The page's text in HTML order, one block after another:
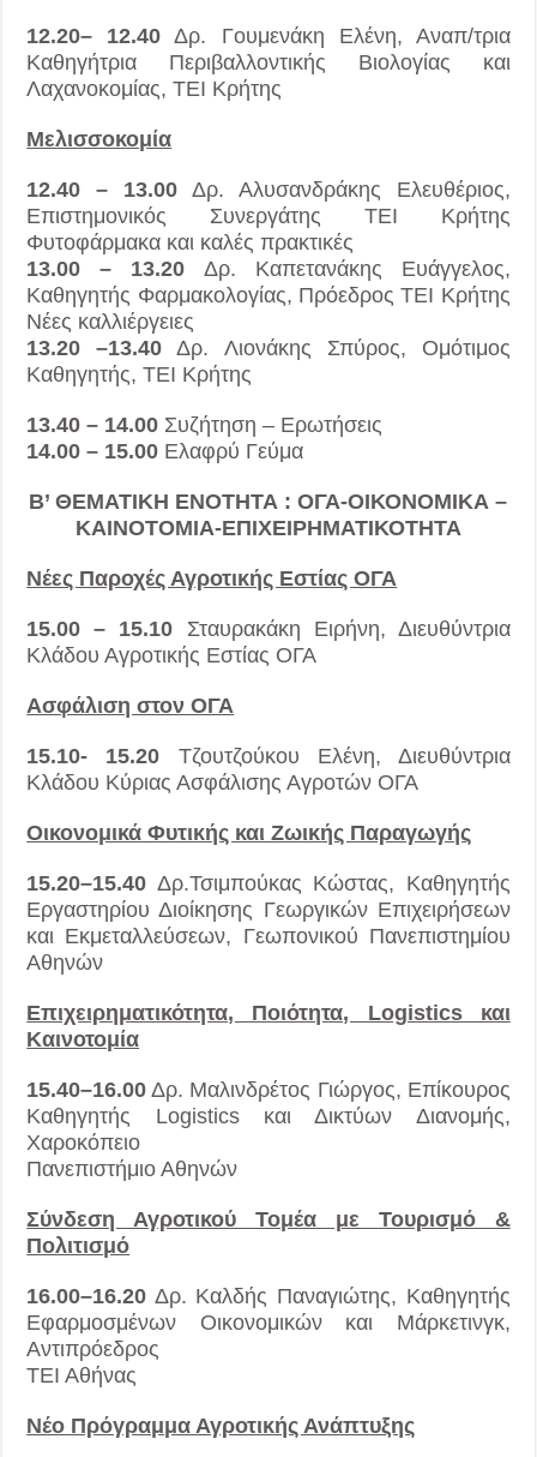
12.20– 12.40 Δρ. Γουμενάκη Ελένη, Αναπ/τρια
Καθηγήτρια Περιβαλλοντικής Βιολογίας και
Λαχανοκομίας, ΤΕΙ Κρήτης
Μελισσοκομία
12.40 – 13.00 Δρ. Αλυσανδράκης Ελευθέριος,
Επιστημονικός Συνεργάτης ΤΕΙ Κρήτης
Φυτοφάρμακα και καλές πρακτικές
13.00 – 13.20 Δρ. Καπετανάκης Ευάγγελος,
Καθηγητής Φαρμακολογίας, Πρόεδρος ΤΕΙ Κρήτης
Νέες καλλιέργειες
13.20 –13.40 Δρ. Λιονάκης Σπύρος, Ομότιμος
Καθηγητής, ΤΕΙ Κρήτης
13.40 – 14.00 Συζήτηση – Ερωτήσεις
14.00 – 15.00 Ελαφρύ Γεύμα
Β’ ΘΕΜΑΤΙΚΗ ΕΝΟΤΗΤΑ : ΟΓΑ-ΟΙΚΟΝΟΜΙΚΑ –
ΚΑΙΝΟΤΟΜΙΑ-ΕΠΙΧΕΙΡΗΜΑΤΙΚΟΤΗΤΑ
Νέες Παροχές Αγροτικής Εστίας ΟΓΑ
15.00 – 15.10 Σταυρακάκη Ειρήνη, Διευθύντρια
Κλάδου Αγροτικής Εστίας ΟΓΑ
Ασφάλιση στον ΟΓΑ
15.10- 15.20 Τζουτζούκου Ελένη, Διευθύντρια
Κλάδου Κύριας Ασφάλισης Αγροτών ΟΓΑ
Οικονομικά Φυτικής και Ζωικής Παραγωγής
15.20–15.40 Δρ.Τσιμπούκας Κώστας, Καθηγητής
Εργαστηρίου Διοίκησης Γεωργικών Επιχειρήσεων
και Εκμεταλλεύσεων, Γεωπονικού Πανεπιστημίου
Αθηνών
Επιχειρηματικότητα, Ποιότητα, Logistics και
Καινοτομία
15.40–16.00 Δρ. Μαλινδρέτος Γιώργος, Επίκουρος
Καθηγητής Logistics και Δικτύων Διανομής,
Χαροκόπειο
Πανεπιστήμιο Αθηνών
Σύνδεση Αγροτικού Τομέα με Τουρισμό &
Πολιτισμό
16.00–16.20 Δρ. Καλδής Παναγιώτης, Καθηγητής
Εφαρμοσμένων Οικονομικών και Μάρκετινγκ,
Αντιπρόεδρος
ΤΕΙ Αθήνας
Νέο Πρόγραμμα Αγροτικής Ανάπτυξης